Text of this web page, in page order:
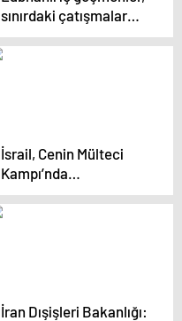
sınırdaki çatışmalar
nedeniyle kötü
şartlarda yaşıyor
İsrail, Cenin Mülteci
Kampı’nda
Filistinlilerin hayatını
zorlaştırıyor
İran Dışişleri Bakanlığı: